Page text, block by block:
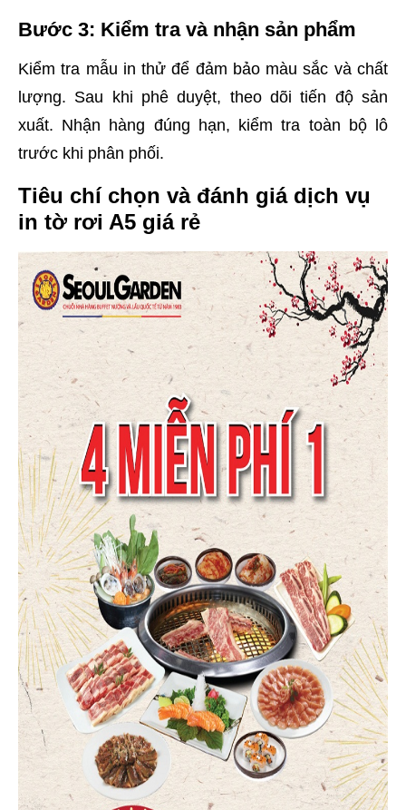
Bước 3: Kiểm tra và nhận sản phẩm
Kiểm tra mẫu in thử để đảm bảo màu sắc và chất
lượng. Sau khi phê duyệt, theo dõi tiến độ sản
xuất. Nhận hàng đúng hạn, kiểm tra toàn bộ lô
trước khi phân phối.
Tiêu chí chọn và đánh giá dịch vụ
in tờ rơi A5 giá rẻ